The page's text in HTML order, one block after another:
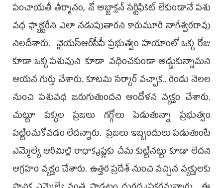
పంచాయ‌తీ తీర్మానం, నో అబ్జాక్షన్ సర్టిఫికెట్ లేకుండానే ప‌శు
వ‌ధ‌ ఫ్యాక్టరీని ఎలా న‌డుపుతార‌ని కారుమూరి నాగేశ్వ‌ర‌రావు
నిల‌దీశారు. వైయ‌స్ఆర్‌సీపీ ప్రభుత్వం హయాంలో ఒక్క రోజు
కూడా ఒక్క పశువుని కూడా వధించకుండా అడ్డుకున్నామ‌ని
ఆయ‌న గుర్తు చేశారు. కూట‌మి స‌ర్కార్ వ‌చ్చాక‌.. రెండు నెలల
నుంచి పశువధ జరుగుతుంద‌ని ఆందోళ‌న వ్య‌క్తం చేశారు.
చుట్టూ పక్కల ప్రజలు గ‌గ్గోలు పెడుతున్నా ప్ర‌భుత్వం
ప‌ట్టించుకోవ‌డం లేద‌న్నారు. ప్ర‌జ‌లు ఇబ్బందులు ప‌డుతుంటే
ఎమ్మెల్యే ఆరిమిల్లి రాధాకృష్ణకు చీమ కుట్టినట్టు కూడా లేద‌ని
ఆగ్ర‌హం వ్య‌క్తం చేశారు. ఉత్తర‌ ప్రదేశ్ నుంచి వచ్చిన వ్య‌క్తుల‌కు